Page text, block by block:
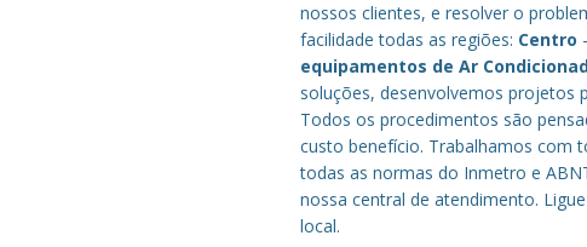
nossos clientes, e resolver o
facilidade todas as regiões: Centro
equipamentos de Ar
soluções, desenvolvemos projetos
Todos os procedimentos são
custo benefício. Trabalhamos com
todas as normas do Inmetro e
nossa central de atendimento.
local.